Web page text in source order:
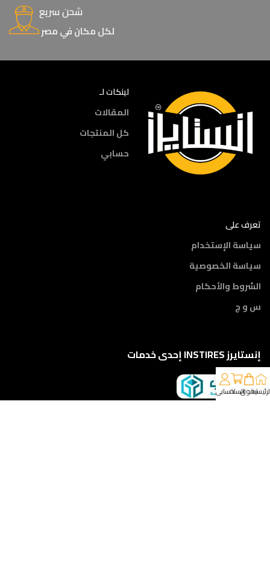
شحن سريع
لكل مكان في مصر
لينكات لـ
المقالات
كل المنتجات
حسابي
تعرف على
سياسة الإستخدام
سياسة الخصوصية
الشروط والأحكام
س و ج
إنستايرز INSTIRES إحدى خدمات
تسوقالسلةحسابي